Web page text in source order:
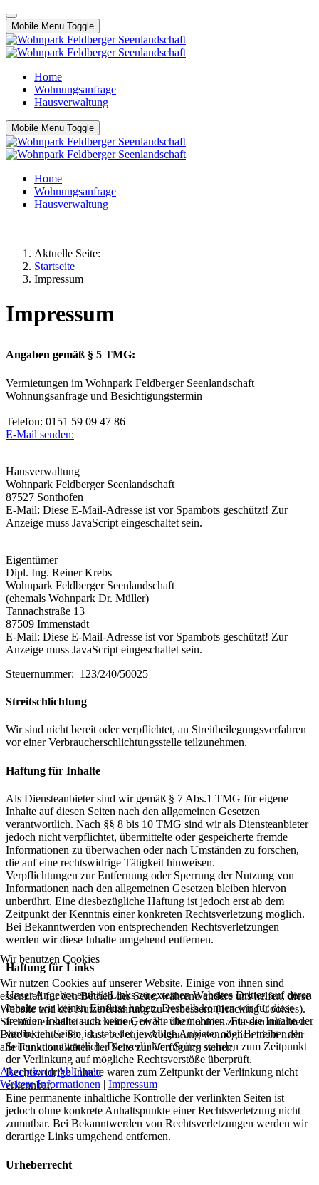
Mobile Menu Toggle
Home
Wohnungsanfrage
Hausverwaltung
Mobile Menu Toggle
Home
Wohnungsanfrage
Hausverwaltung
Aktuelle Seite:
Startseite
Impressum
Impressum
Angaben gemäß § 5 TMG:
Vermietungen im Wohnpark Feldberger Seenlandschaft
Wohnungsanfrage und Besichtigungstermin
Telefon: 0151 59 09 47 86
E-Mail senden:
Hausverwaltung
Wohnpark Feldberger Seenlandschaft
87527 Sonthofen
E-Mail: Diese E-Mail-Adresse ist vor Spambots geschützt! Zur
Anzeige muss JavaScript eingeschaltet sein.
Eigentümer
Dipl. Ing. Reiner Krebs
Wohnpark Feldberger Seenlandschaft
(ehemals Wohnpark Dr. Müller)
Tannachstraße 13
87509 Immenstadt
E-Mail: Diese E-Mail-Adresse ist vor Spambots geschützt! Zur
Anzeige muss JavaScript eingeschaltet sein.
Steuernummer: 123/240/50025
Streitschlichtung
Wir sind nicht bereit oder verpflichtet, an Streitbeilegungsverfahren
vor einer Verbraucherschlichtungsstelle teilzunehmen.
Haftung für Inhalte
Als Diensteanbieter sind wir gemäß § 7 Abs.1 TMG für eigene
Inhalte auf diesen Seiten nach den allgemeinen Gesetzen
verantwortlich. Nach §§ 8 bis 10 TMG sind wir als Diensteanbieter
jedoch nicht verpflichtet, übermittelte oder gespeicherte fremde
Informationen zu überwachen oder nach Umständen zu forschen,
die auf eine rechtswidrige Tätigkeit hinweisen.
Verpflichtungen zur Entfernung oder Sperrung der Nutzung von
Informationen nach den allgemeinen Gesetzen bleiben hiervon
unberührt. Eine diesbezügliche Haftung ist jedoch erst ab dem
Zeitpunkt der Kenntnis einer konkreten Rechtsverletzung möglich.
Bei Bekanntwerden von entsprechenden Rechtsverletzungen
werden wir diese Inhalte umgehend entfernen.
Haftung für Links
Unser Angebot enthält Links zu externen Websites Dritter, auf deren
Inhalte wir keinen Einfluss haben. Deshalb können wir für diese
fremden Inhalte auch keine Gewähr übernehmen. Für die Inhalte der
verlinkten Seiten ist stets der jeweilige Anbieter oder Betreiber der
Seiten verantwortlich. Die verlinkten Seiten wurden zum Zeitpunkt
der Verlinkung auf mögliche Rechtsverstöße überprüft.
Rechtswidrige Inhalte waren zum Zeitpunkt der Verlinkung nicht
erkennbar.
Eine permanente inhaltliche Kontrolle der verlinkten Seiten ist
jedoch ohne konkrete Anhaltspunkte einer Rechtsverletzung nicht
zumutbar. Bei Bekanntwerden von Rechtsverletzungen werden wir
derartige Links umgehend entfernen.
Urheberrecht
Wir benutzen Cookies
Wir nutzen Cookies auf unserer Website. Einige von ihnen sind
essenziell für den Betrieb der Seite, während andere uns helfen, diese
Website und die Nutzererfahrung zu verbessern (Tracking Cookies).
Sie können selbst entscheiden, ob Sie die Cookies zulassen möchten.
Bitte beachten Sie, dass bei einer Ablehnung womöglich nicht mehr
alle Funktionalitäten der Seite zur Verfügung stehen.
AkzeptierenAblehnen
Weitere Informationen | Impressum